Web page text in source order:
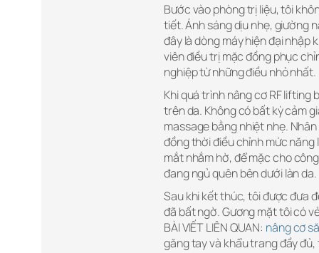
Bước vào phòng trị liệu, tôi
tiết. Ánh sáng dịu nhẹ, giường
đây là dòng máy hiện đại nhập
viên điều trị mặc đồng phục
nghiệp từ những điều nhỏ nhất.
Khi quá trình nâng cơ RF lifting
trên da. Không có bất kỳ cảm
massage bằng nhiệt nhẹ.
đồng thời điều chỉnh mức
mắt nhắm hờ, để mặc cho
đang ngủ quên bên dưới làn da.
Sau khi kết thúc, tôi được đưa
đã bất ngờ. Gương mặt tôi có
BÀI VIẾT LIÊN QUAN: nâng cơ
găng tay và khẩu trang đầy